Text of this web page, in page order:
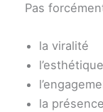
Pas
la viralité
l’esthétique
la